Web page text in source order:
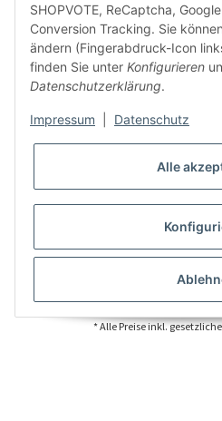
SHOPVOTE, ReCaptcha,
Conversion Tracking. Sie
ändern (Fingerabdruck-Icon
finden Sie unter Konfigurieren
Datenschutzerklärung.
Impressum Datenschutz
Alle
* Alle Preise inkl.